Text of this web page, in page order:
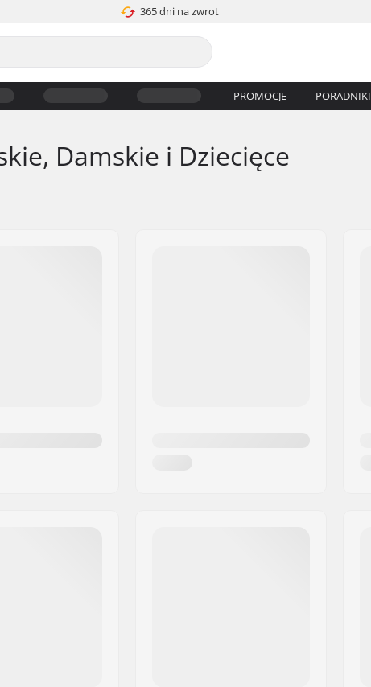
365 dni na zwrot
PROMOCJE PORADNIKI
Damskie i Dziecięce